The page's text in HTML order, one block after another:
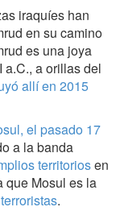
iraquíes han
en su camino
es una joya
a orillas del
allí en 2015
el pasado 17
a la banda
territoriosen
que Mosul es la
.